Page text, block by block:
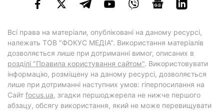
Всі права на матеріали, опубліковані на даному ресурсі,
належать ТОВ "ФОКУС МЕДІА". Використання матеріалів
дозволяється лише при дотриманні вимог, описаних в
розділі "Правила користування сайтом". Використовувати
інформацію, розміщену на даному ресурсі, дозволяється
лише при дотриманні наступних умов: гіперпосилання на
Cайт focus.ua, згадки першоджерела не нижче першого
абзацу, обсягу використання, який не може перевищувати